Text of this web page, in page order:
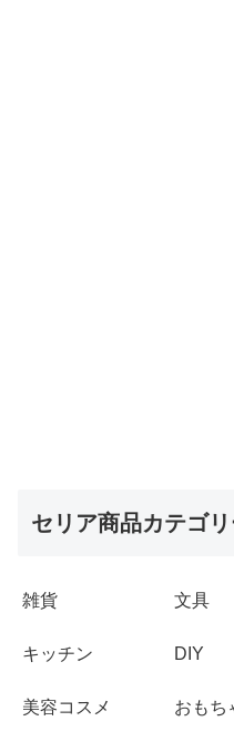
セリア商品カテゴ
雑貨 文具
キッチン DIY
美容コスメ おもち